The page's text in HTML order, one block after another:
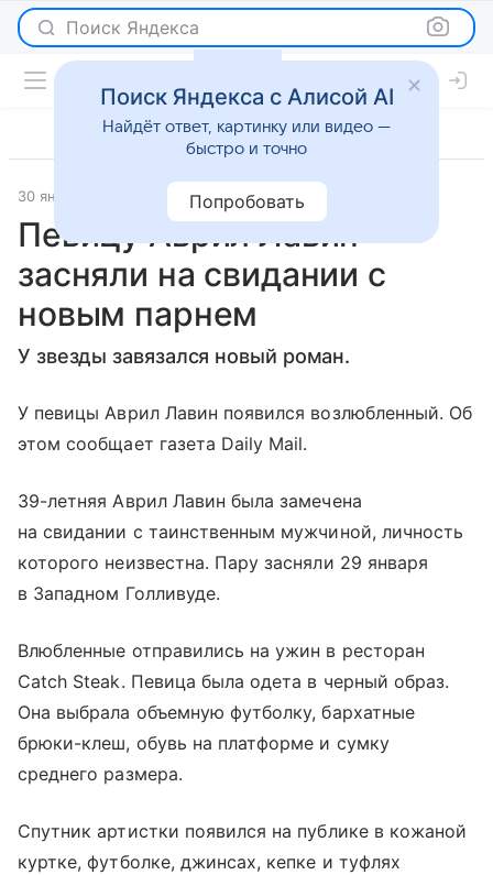
Поиск Яндекса
30 января 2024 Газета.Ру Светская жизнь
Певицу Аврил Лавин
засняли на свидании с
новым парнем
У звезды завязался новый роман.
У певицы Аврил Лавин появился возлюбленный. Об
этом сообщает газета Daily Mail.
39-летняя Аврил Лавин была замечена
на свидании с таинственным мужчиной, личность
которого неизвестна. Пару засняли 29 января
в Западном Голливуде.
Влюбленные отправились на ужин в ресторан
Catch Steak. Певица была одета в черный образ.
Она выбрала объемную футболку, бархатные
брюки-клеш, обувь на платформе и сумку
среднего размера.
Спутник артистки появился на публике в кожаной
куртке, футболке, джинсах, кепке и туфлях
Поиск Яндекса с Алисой AI
Найдёт ответ, картинку или видео —
быстро и точно
Попробовать